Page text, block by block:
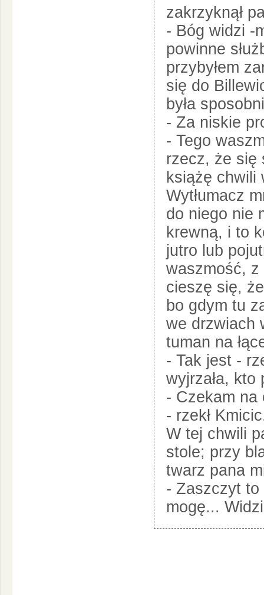
zakrzyknął
- Bóg widzi -
powinne
przybyłem
się do
była
- Za niskie
- Tego
rzecz, że się
książę chwili
Wytłumacz
do niego nie
krewną, i to
jutro lub
waszmość, z
cieszę się,
bo gdym tu
we drzwiach
tuman na
- Tak jest -
wyjrzała, kto
- Czekam na
- rzekł
W tej chwili
stole; przy
twarz pana
- Zaszczyt to
mogę...